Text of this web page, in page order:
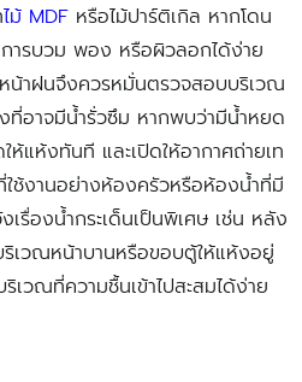
ไม้ MDF หรือไม้ปาร์ติเกิล หากโดน
การบวม พอง หรือผิวลอกได้ง่าย
หน้าฝนจึงควรหมั่นตรวจสอบบริเวณ
ที่อาจมีน้ำรั่วซึม หากพบว่ามีน้ำหยด
ห้แห้งทันที และเปิดให้อากาศถ่ายเท
ช้งานอย่างห้องครัวหรือห้องน้ำที่มี
เรื่องน้ำกระเด็นเป็นพิเศษ เช่น หลัง
เวณหน้าบานหรือขอบตู้ให้แห้งอยู่
เวณที่ความชื้นเข้าไปสะสมได้ง่าย